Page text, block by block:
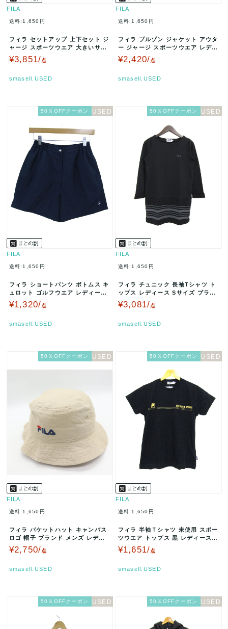
FILA
送料:1,650円
フィラ セットアップ 上下セット ジ
ャージ スポーツウエア 大きいサイ
ズ レディース LLサイズ ネ…
¥3,851/点
smasell.USED
FILA
送料:1,650円
フィラ ブルゾン ジャケット アウタ
ー ジャージ スポーツウエア レディ
ース Mサイズ ネイビー F…
¥2,420/点
smasell.USED
50％OFFクーポン
FILA
送料:1,650円
フィラ ショートパンツ ボトムス キ
ュロット ゴルフウエア レディース
Lサイズ ネイビー FILA…
¥1,320/点
smasell.USED
50％OFFクーポン
FILA
送料:1,650円
フィラ チュニック 長袖Tシャツ ト
ップス レディース Sサイズ ブラッ
ク FILA 【中古】
¥3,081/点
smasell.USED
50％OFFクーポン
FILA
送料:1,650円
フィラ バケットハット キャンバス
ロゴ 帽子 ブランド メンズ レディ
ース 58cmサイズ ベージ…
¥2,750/点
smasell.USED
50％OFFクーポン
FILA
送料:1,650円
フィラ 半袖Ｔシャツ 未使用 スポー
ツウエア トップス 黒 レディース
Mサイズ ブラック FILA…
¥1,651/点
smasell.USED
50％OFFクーポン 50％OFFクーポン